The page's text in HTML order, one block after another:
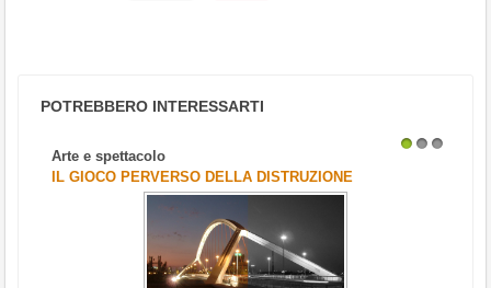
POTREBBERO INTERESSARTI
Arte e spettacolo
IL GIOCO PERVERSO DELLA DISTRUZIONE